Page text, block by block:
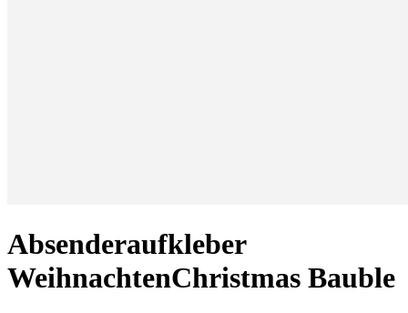
Absenderaufkleber
WeihnachtenChristmas Bauble